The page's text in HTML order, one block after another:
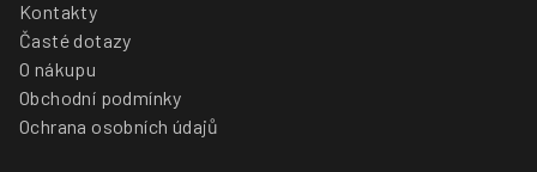
Kontakty
Časté dotazy
O nákupu
Obchodní podmínky
Ochrana osobních údajů